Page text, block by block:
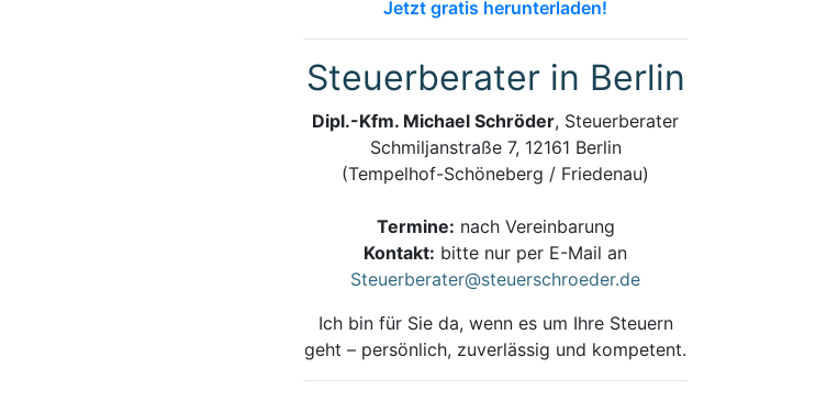
Jetzt gratis herunterladen!
Steuerberater in Berlin
Dipl.-Kfm. Michael Schröder, Steuerberater
Schmiljanstraße 7, 12161 Berlin
(Tempelhof-Schöneberg / Friedenau)
Termine: nach Vereinbarung
Kontakt: bitte nur per E-Mail an
Steuerberater@steuerschroeder.de
Ich bin für Sie da, wenn es um Ihre Steuern
geht – persönlich, zuverlässig und kompetent.